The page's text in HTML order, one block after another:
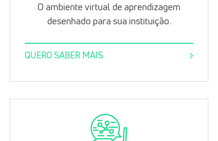
O ambiente virtual de aprendizagem
desenhado para sua instituição.
QUERO SABER MAIS